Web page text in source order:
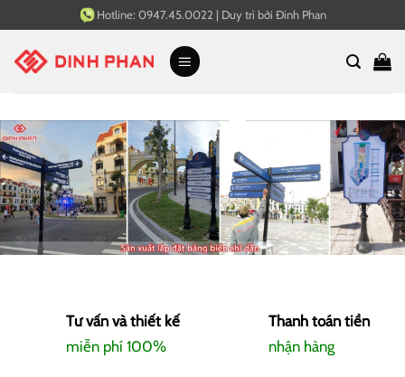
qua
nội
Hotline: 0947.45.0022 | Duy trì bởi Đinh Phan
Tư vấn và thiết kế
miễn phí 100%
Thanh toán tiền
nhận hàng